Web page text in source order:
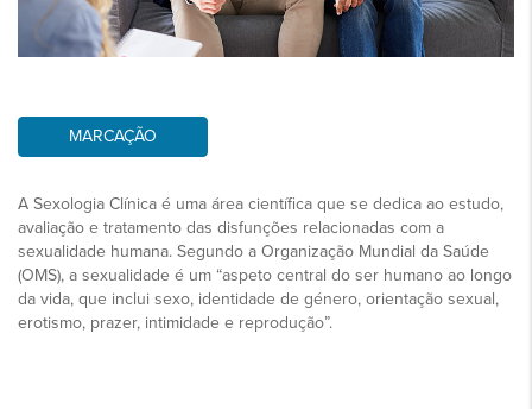
MARCAÇÃO
A Sexologia Clínica é uma área científica que se dedica ao estudo,
avaliação e tratamento das disfunções relacionadas com a
sexualidade humana. Segundo a Organização Mundial da Saúde
(OMS), a sexualidade é um “aspeto central do ser humano ao longo
da vida, que inclui sexo, identidade de género, orientação sexual,
erotismo, prazer, intimidade e reprodução”.